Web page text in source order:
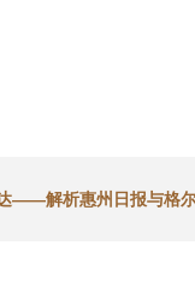
——解析惠州日报与格